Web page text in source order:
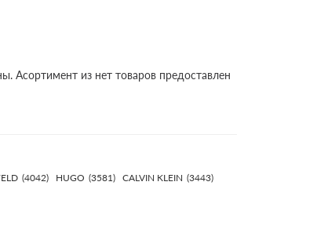
Асортимент из нет товаров предоставлен
(4042) HUGO (3581) CALVIN KLEIN (3443)